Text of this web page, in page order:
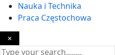
Nauka i Technika
Praca Częstochowa
×